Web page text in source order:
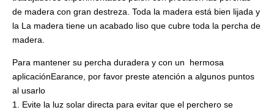
de madera con gran destreza. Toda la madera está bien lijada y
la La madera tiene un acabado liso que cubre toda la percha de
madera.
Para mantener su percha duradera y con un hermosa
aplicaciónEarance, por favor preste atención a algunos puntos
al usarlo
1. Evite la luz solar directa para evitar que el perchero se